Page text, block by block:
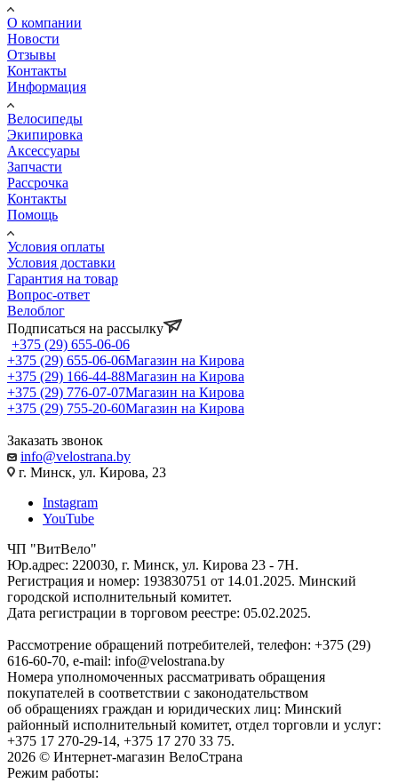
О компании
Новости
Отзывы
Контакты
Информация
Велосипеды
Экипировка
Аксессуары
Запчасти
Рассрочка
Контакты
Помощь
Условия оплаты
Условия доставки
Гарантия на товар
Вопрос-ответ
Велоблог
Подписаться на рассылку
+375 (29) 655-06-06
+375 (29) 655-06-06Магазин на Кирова
+375 (29) 166-44-88Магазин на Кирова
+375 (29) 776-07-07Магазин на Кирова
+375 (29) 755-20-60Магазин на Кирова
Заказать звонок
info@velostrana.by
г. Минск, ул. Кирова, 23
Instagram
YouTube
ЧП "ВитВело"
Юр.адрес: 220030, г. Минск, ул. Кирова 23 - 7Н.
Регистрация и номер: 193830751 от 14.01.2025. Минский
городской исполнительный комитет.
Дата регистрации в торговом реестре: 05.02.2025.
Рассмотрение обращений потребителей, телефон: +375 (29)
616-60-70, e-mail: info@velostrana.by
Номера уполномоченных рассматривать обращения
покупателей в соответствии с законодательством
об обращениях граждан и юридических лиц: Минский
районный исполнительный комитет, отдел торговли и услуг:
+375 17 270-29-14, +375 17 270 33 75.
2026 © Интернет-магазин ВелоСтрана
Режим работы: